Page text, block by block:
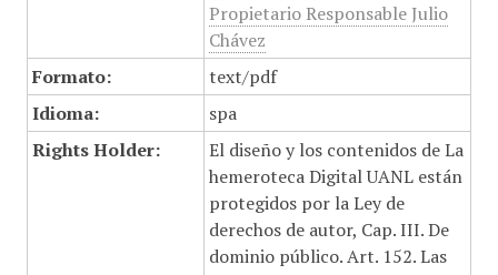
Propietario Responsable Julio
Chávez
Formato:
text/pdf
Idioma:
spa
Rights Holder:
El diseño y los contenidos de La
hemeroteca Digital UANL están
protegidos por la Ley de
derechos de autor, Cap. III. De
dominio público. Art. 152. Las